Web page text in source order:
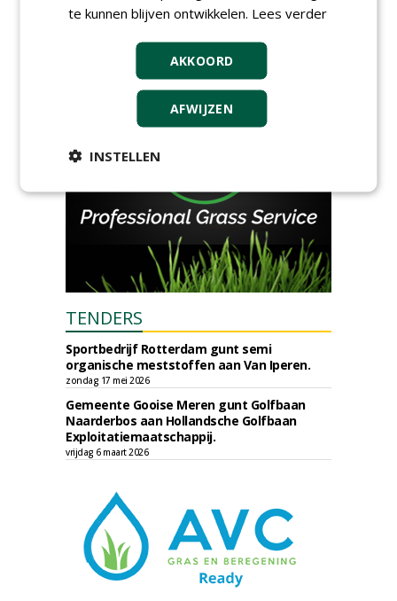
European Greenkeeping
dinsdag 2 februari 2027
TENDERS
Sportbedrijf Rotterdam gunt semi
organische meststoffen aan Van Iperen.
zondag 17 mei 2026
Gemeente Gooise Meren gunt Golfbaan
Naarderbos aan Hollandsche Golfbaan
Exploitatiemaatschappij.
vrijdag 6 maart 2026
te kunnen blijven ontwikkelen. Lees verder
AKKOORD
AFWIJZEN
INSTELLEN